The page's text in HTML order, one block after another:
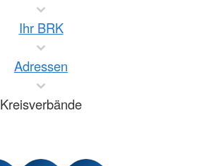
Ihr BRK
Adressen
Kreisverbände